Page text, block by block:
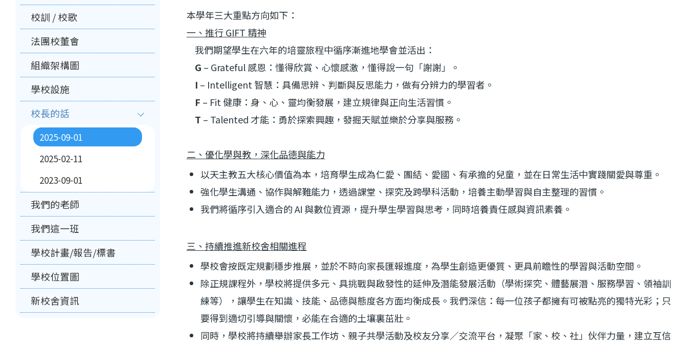
本學年三大重點方向如下：
一、推行GIFT 精神
我們期望學生在六年的培靈旅程中循序漸進地學會並活出：
G – Grateful感恩：懂得欣賞、心懷感激，懂得說一句「謝謝」。
I – Intelligent 智慧：具備思辨、判斷與反思能力，做有分辨力的學習者。
F – Fit 健康：身、心、靈均衡發展，建立規律與正向生活習慣。
T – Talented 才能：勇於探索興趣，發掘天賦並樂於分享與服務。
二、優化學與教，深化品德與能力
以天主教五大核心價值為本，培育學生成為仁愛、團結、愛國、有承擔的兒童，並在日常生活中實踐關愛與尊重。
強化學生溝通、協作與解難能力，透過課堂、探究及跨學科活動，培養主動學習與自主整理的習慣。
我們將循序引入適合的AI與數位資源，提升學生學習與思考，同時培養責任感與資訊素養。
三、持續推進新校舍相關進程
學校會按既定規劃穩步推展，並於不時向家長匯報進度，為學生創造更優質、更具前瞻性的學習與活動空間。
除正規課程外，學校將提供多元、具挑戰與啟發性的延伸及潛能發展活動（學術探究、體藝展潛、服務學習、領袖訓
練等），讓學生在知識、技能、品德與態度各方面均衡成長。我們深信：每一位孩子都擁有可被點亮的獨特光彩；只
要得到適切引導與關懷，必能在合適的土壤裏茁壯。
同時，學校將持續舉辦家長工作坊、親子共學活動及校友分享／交流平台，凝聚「家、校、社」伙伴力量，建立互信
校訓 / 校歌
法團校董會
組織架構圖
學校設施
校長的話
2025-09-01
2025-02-11
2023-09-01
我們的老師
我們這一班
學校計畫/報告/標書
學校位置圖
新校舍資訊